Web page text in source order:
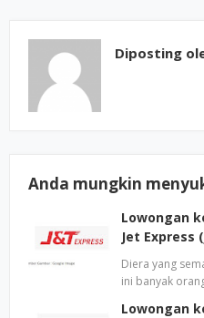
Diposting
Anda mungkin
Lowongan
Jet Express
Diera yang
ini banyak
Lowongan